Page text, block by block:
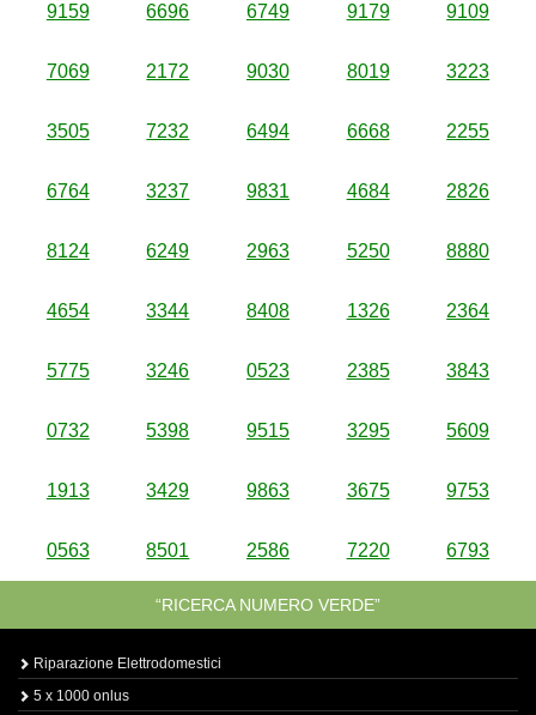
9159 6696 6749 9179 9109
7069 2172 9030 8019 3223
3505 7232 6494 6668 2255
6764 3237 9831 4684 2826
8124 6249 2963 5250 8880
4654 3344 8408 1326 2364
5775 3246 0523 2385 3843
0732 5398 9515 3295 5609
1913 3429 9863 3675 9753
0563 8501 2586 7220 6793
“RICERCA NUMERO VERDE”
Riparazione Elettrodomestici
5 x 1000 onlus